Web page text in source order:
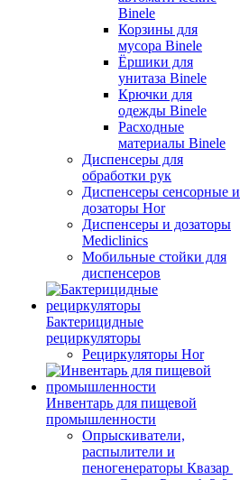
Binele
Корзины для
мусора Binele
Ёршики для
унитаза Binele
Крючки для
одежды Binele
Расходные
материалы Binele
Диспенсеры для
обработки рук
Диспенсеры сенсорные и
дозаторы Hor
Диспенсеры и дозаторы
Mediclinics
Мобильные стойки для
диспенсеров
Бактерицидные
рециркуляторы
Рециркуляторы Hor
Инвентарь для пищевой
промышленности
Опрыскиватели,
распылители и
пеногенераторы Квазар